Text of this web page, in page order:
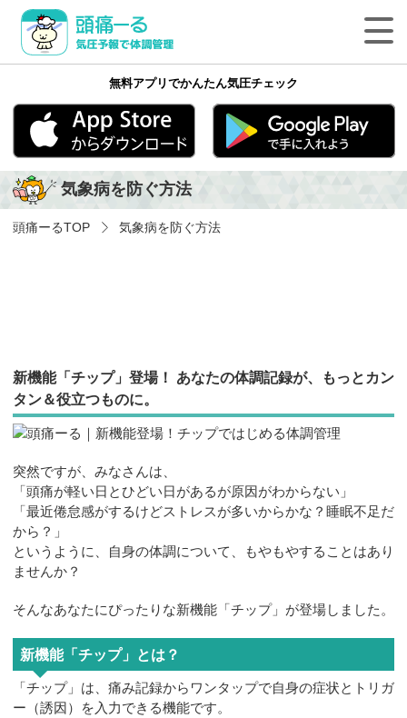
頭痛ーる 気圧予報で体調管理
最新の天気頭痛予報
気象病の基礎知識
気象病を防ぐ方法
法人のみなさまへ
お問合せ
無料アプリでかんたん気圧チェック
気象病を防ぐ方法
頭痛ーるTOP 気象病を防ぐ方法
新機能「チップ」登場！ あなたの体調記録が、もっとカン
タン＆役立つものに。
突然ですが、みなさんは、
「頭痛が軽い日とひどい日があるが原因がわからない」
「最近倦怠感がするけどストレスが多いからかな？睡眠不足だ
から？」
というように、自身の体調について、もやもやすることはあり
ませんか？
そんなあなたにぴったりな新機能「チップ」が登場しました。
新機能「チップ」とは？
「チップ」は、痛み記録からワンタップで自身の症状とトリガ
ー（誘因）を入力できる機能です。